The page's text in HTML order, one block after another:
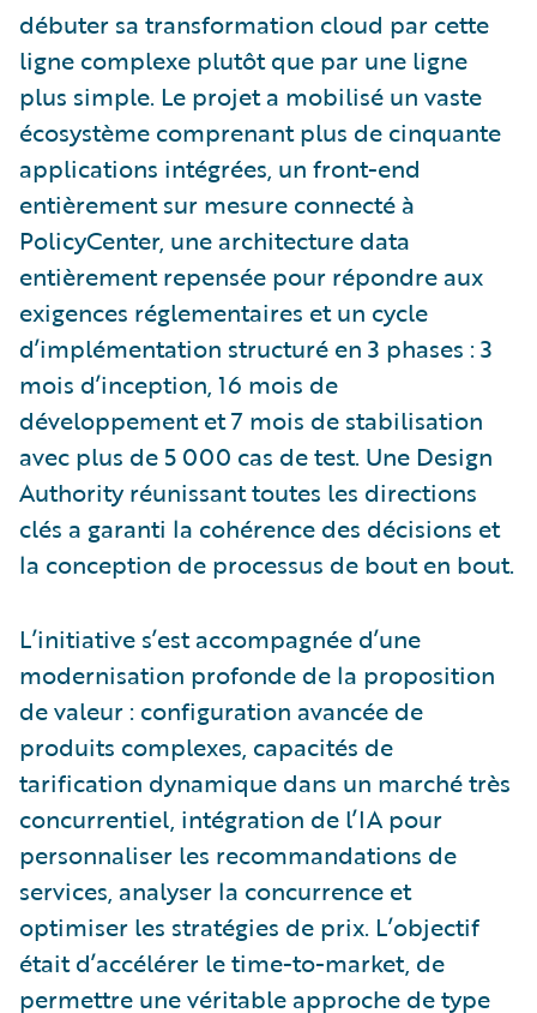
débuter sa transformation cloud par cette
ligne complexe plutôt que par une ligne
plus simple. Le projet a mobilisé un vaste
écosystème comprenant plus de cinquante
applications intégrées, un front-end
entièrement sur mesure connecté à
PolicyCenter, une architecture data
entièrement repensée pour répondre aux
exigences réglementaires et un cycle
d’implémentation structuré en 3 phases : 3
mois d’inception, 16 mois de
développement et 7 mois de stabilisation
avec plus de 5 000 cas de test. Une Design
Authority réunissant toutes les directions
clés a garanti la cohérence des décisions et
la conception de processus de bout en bout.
L’initiative s’est accompagnée d’une
modernisation profonde de la proposition
de valeur : configuration avancée de
produits complexes, capacités de
tarification dynamique dans un marché très
concurrentiel, intégration de l’IA pour
personnaliser les recommandations de
services, analyser la concurrence et
optimiser les stratégies de prix. L’objectif
était d’accélérer le time-to-market, de
permettre une véritable approche de type